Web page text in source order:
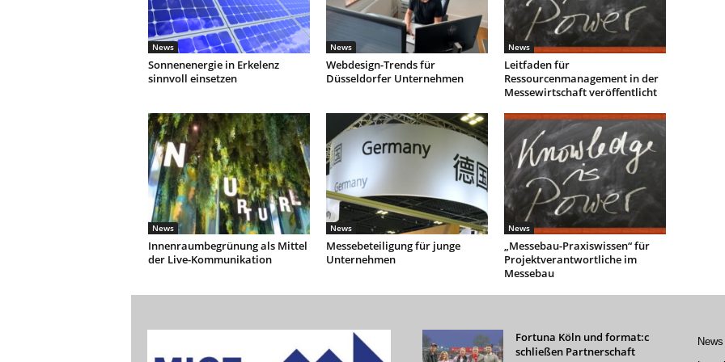
News
Sonnenenergie in Erkelenz
sinnvoll einsetzen
News
Webdesign-Trends für
Düsseldorfer Unternehmen
News
Leitfaden für
Ressourcenmanagement in der
Messewirtschaft veröffentlicht
News
Innenraumbegrünung als Mittel
der Live-Kommunikation
News
Messebeteiligung für junge
Unternehmen
News
„Messebau-Praxiswissen“ für
Projektverantwortliche im
Messebau
Fortuna Köln und format:c
schließen Partnerschaft
News